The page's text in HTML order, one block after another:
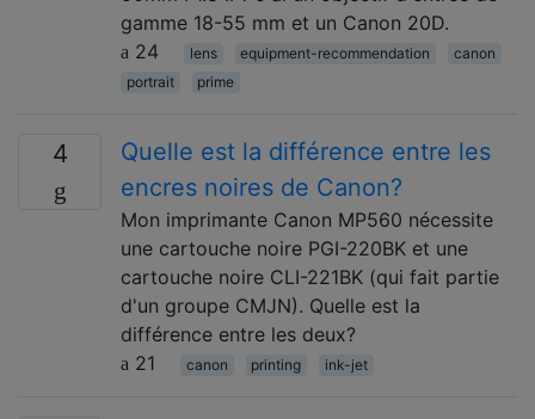
gamme 18-55 mm et un Canon 20D.
24
lens equipment-recommendation
canon
portrait
prime
4
Quelle est la différence entre les
encres noires de Canon?
Mon imprimante Canon MP560 nécessite
une cartouche noire PGI-220BK et une
cartouche noire CLI-221BK (qui fait partie
d'un groupe CMJN). Quelle est la
différence entre les deux?
21
canon printing ink-jet